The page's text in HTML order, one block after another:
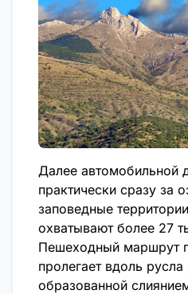
Далее автомобильной
практически сразу за
заповедные
охватывают более 27
Пешеходный маршрут
пролегает вдоль
образованной